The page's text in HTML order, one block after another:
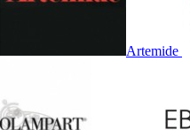
Artemide